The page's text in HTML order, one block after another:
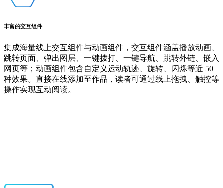
丰富的交互组件
集成海量线上交互组件与动画组件，交互组件涵盖播放动画、
跳转页面、弹出图层、一键拨打、一键导航、跳转外链、嵌入
网页等；动画组件包含自定义运动轨迹、旋转、闪烁等近 50
种效果。直接在线添加至作品，读者可通过线上拖拽、触控等
操作实现互动阅读。